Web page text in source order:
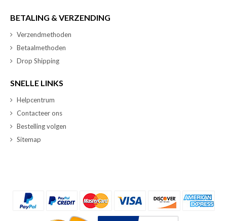
BETALING & VERZENDING
Verzendmethoden
Betaalmethoden
Drop Shipping
SNELLE LINKS
Helpcentrum
Contacteer ons
Bestelling volgen
Sitemap